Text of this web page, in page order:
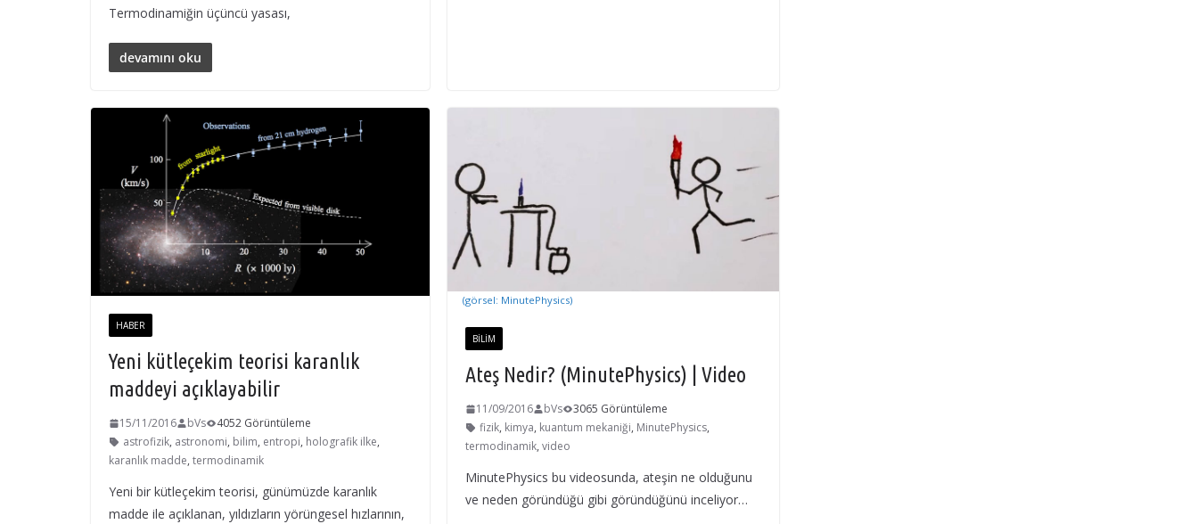
Termodinamiğin üçüncü yasası,
devamını oku
HABER
Yeni kütleçekim teorisi karanlık
maddeyi açıklayabilir
15/11/2016 bVs
4052 Görüntüleme
astrofizik, astronomi, bilim, entropi, holografik ilke,
karanlık madde, termodinamik
Yeni bir kütleçekim teorisi, günümüzde karanlık
madde ile açıklanan, yıldızların yörüngesel hızlarının,
(görsel: MinutePhysics)
BILIM
Ateş Nedir? (MinutePhysics) | Video
11/09/2016 bVs
3065 Görüntüleme
fizik, kimya, kuantum mekaniği, MinutePhysics,
termodinamik, video
MinutePhysics bu videosunda, ateşin ne olduğunu
ve neden göründüğü gibi göründüğünü inceliyor…